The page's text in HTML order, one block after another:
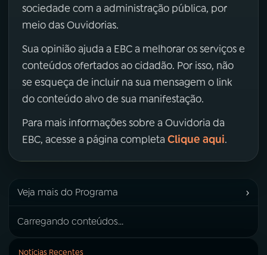
sociedade com a administração pública, por
meio das Ouvidorias.
Sua opinião ajuda a EBC a melhorar os serviços e
conteúdos ofertados ao cidadão. Por isso, não
se esqueça de incluir na sua mensagem o link
do conteúdo alvo de sua manifestação.
Para mais informações sobre a Ouvidoria da
EBC, acesse a página completa Clique aqui.
Veja mais do Programa ›
Carregando conteúdos...
Notícias Recentes